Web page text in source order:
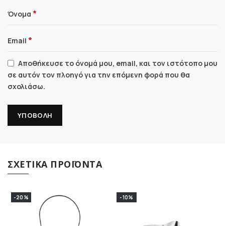
Όνομα *
Email *
Αποθήκευσε το όνομά μου, email, και τον ιστότοπο μου
σε αυτόν τον πλοηγό για την επόμενη φορά που θα
σχολιάσω.
ΣΧΕΤΙΚΆ ΠΡΟΪΌΝΤΑ
-20% -10%